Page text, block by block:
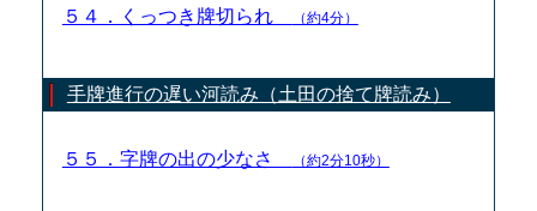
５４．くっつき牌切られ （約4分）
手牌進行の遅い河読み（土田の捨て牌読み）
５５．字牌の出の少なさ （約2分10秒）